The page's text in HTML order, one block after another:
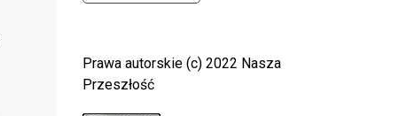
Prawa autorskie (c) 2022 Nasza
Przeszłość